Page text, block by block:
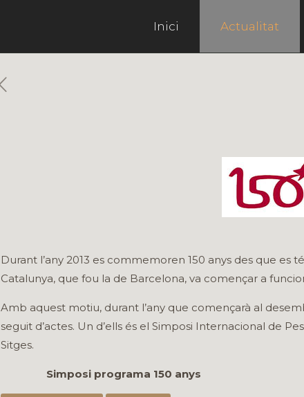
Inici Actualitat
Durant l’any 2013 es commemoren 150 anys des que
Catalunya, que fou la de Barcelona, va començar a
Amb aquest motiu, durant l’any que començarà al
seguit d’actes. Un d’ells és el Simposi Internacional de
Sitges.
Simposi programa 150 anys